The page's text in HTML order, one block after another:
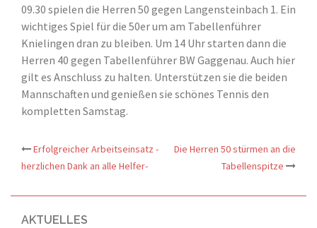
09.30 spielen die Herren 50 gegen Langensteinbach 1. Ein
wichtiges Spiel für die 50er um am Tabellenführer
Knielingen dran zu bleiben. Um 14 Uhr starten dann die
Herren 40 gegen Tabellenführer BW Gaggenau. Auch hier
gilt es Anschluss zu halten. Unterstützen sie die beiden
Mannschaften und genießen sie schönes Tennis den
kompletten Samstag.
Beitrags-
Navigation
Erfolgreicher Arbeitseinsatz -
herzlichen Dank an alle Helfer-
Die Herren 50 stürmen an die
Tabellenspitze
AKTUELLES